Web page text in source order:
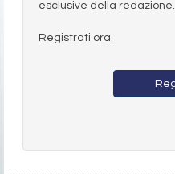
esclusive della redazione.
Registrati ora.